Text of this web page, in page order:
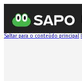
Saltar para o conteúdo principal